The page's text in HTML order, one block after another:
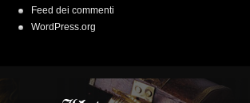
Feed dei commenti
WordPress.org